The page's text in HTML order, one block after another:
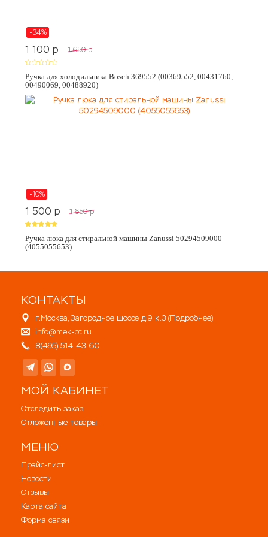
-34%
1 100 p 1 650 p
Ручка для холодильника Bosch 369552 (00369552, 00431760,
00490069, 00488920)
-10%
1 500 p 1 650 p
Ручка люка для стиральной машины Zanussi 50294509000
(4055055653)
КОНТАКТЫ
г.Москва, Загородное шоссе д.9, к.3 (Подробнее)
info@mek-bt.ru
8(495) 514-43-60
МОЙ КАБИНЕТ
Отследить заказ
Отложенные товары
МЕНЮ
Прайс-лист
Новости
Отзывы
Карта сайта
Форма связи